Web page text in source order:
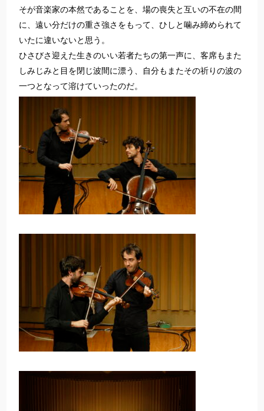
そが音楽家の本然であることを、場の喪失と互いの不在の間
に、遠い分だけの重さ強さをもって、ひしと噛み締められて
いたに違いないと思う。
ひさびさ迎えた生きのいい若者たちの第一声に、客席もまた
しみじみと目を閉じ波間に漂う、自分もまたその祈りの波の
一つとなって溶けていったのだ。